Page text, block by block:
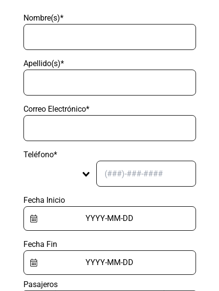
Nombre(s)*
Apellido(s)*
Correo Electrónico*
Teléfono*
Fecha Inicio
Fecha Fin
Pasajeros